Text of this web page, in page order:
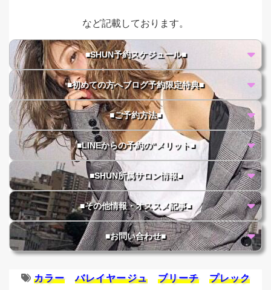
など記載しております。
■SHUN予約スケジュール■
■初めての方へブログ予約限定特典■
■ご予約方法■
■LINEからの予約の"メリット■
■SHUN所属サロン情報■
■その他情報・オススメ記事■
■お問い合わせ■
カラー バレイヤージュ ブリーチ
プレック